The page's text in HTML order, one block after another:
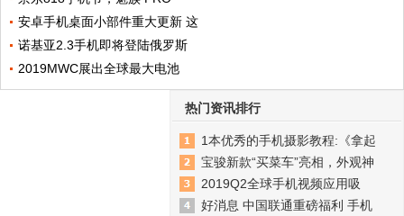
安卓手机桌面小部件重大更新 这
诺基亚2.3手机即将登陆俄罗斯
2019MWC展出全球最大电池
热门资讯排行
1本优秀的手机摄影教程:《拿起
宝骏新款“买菜车”亮相，外观神
2019Q2全球手机视频应用吸
好消息 中国联通重磅福利 手机